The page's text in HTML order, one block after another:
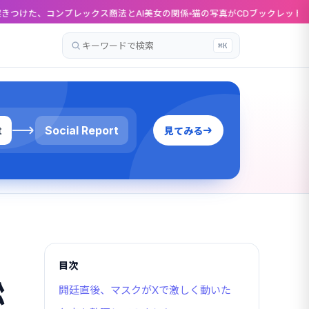
プレックス商法とAI美女の関係 猫の写真がCDブックレットに載るかも
記
事
を
⌘K
Social Report 見てみる
目次
開廷直後、マスクがXで激しく動いた